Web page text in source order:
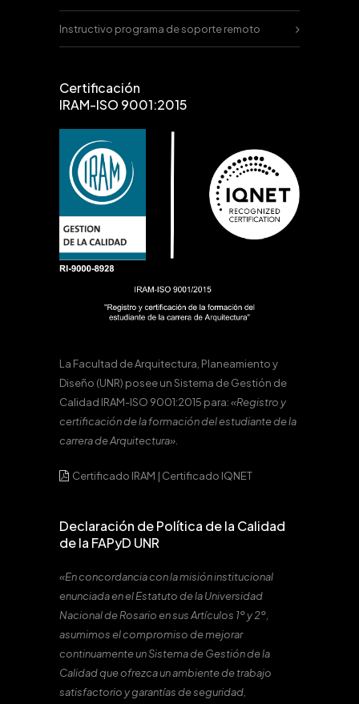
Instructivo programa de soporte remoto
Certificación
IRAM-ISO 9001:2015
La Facultad de Arquitectura, Planeamiento y
Diseño (UNR) posee un Sistema de Gestión de
Calidad IRAM-ISO 9001:2015 para:«Registro y
certificación de la formación del estudiante de la
carrera de Arquitectura».
Certificado IRAM | Certificado IQNET
Declaración de Política de la Calidad
de la FAPyD UNR
«En concordancia con la misión institucional
enunciada en el Estatuto de la Universidad
Nacional de Rosario en sus Artículos 1º y 2º,
asumimos el compromiso de mejorar
continuamente un Sistema de Gestión de la
Calidad que ofrezca un ambiente de trabajo
satisfactorio y garantías de seguridad,